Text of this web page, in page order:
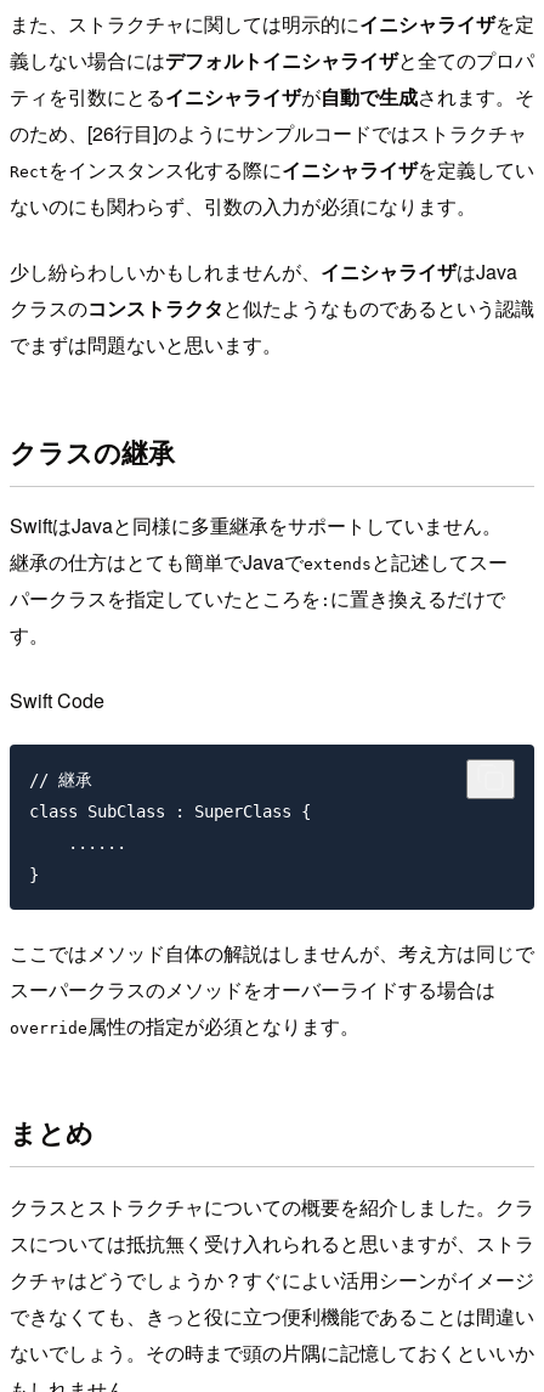
また、ストラクチャに関しては明示的にイニシャライザを定
義しない場合にはデフォルトイニシャライザと全てのプロパ
ティを引数にとるイニシャライザが自動で生成されます。そ
のため、[26行目]のようにサンプルコードではストラクチャ
Rect をインスタンス化する際にイニシャライザを定義してい
ないのにも関わらず、引数の入力が必須になります。
少し紛らわしいかもしれませんが、 イニシャライザはJava
クラスのコンストラクタと似たようなものであるという認識
でまずは問題ないと思います。
クラスの継承
SwiftはJavaと同様に多重継承をサポートしていません。
継承の仕方はとても簡単でJavaでextends と記述してスー
パークラスを指定していたところを : に置き換えるだけで
す。
Swift Code
// 継承
class SubClass : SuperClass {
    ......
ここではメソッド自体の解説はしませんが、考え方は同じで
スーパークラスのメソッドをオーバーライドする場合は
override 属性の指定が必須となります。
まとめ
クラスとストラクチャについての概要を紹介しました。クラ
スについては抵抗無く受け入れられると思いますが、ストラ
クチャはどうでしょうか？すぐによい活用シーンがイメージ
できなくても、きっと役に立つ便利機能であることは間違い
ないでしょう。その時まで頭の片隅に記憶しておくといいか